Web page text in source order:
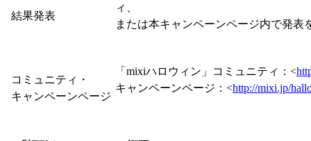
結果発表
ィ、
または本キャンペーンページ内で発表
コミュニティ・
キャンペーンページ
「mixiハロウィン」コミュニティ：<
キャンペーンページ：<http://mixi.jp/